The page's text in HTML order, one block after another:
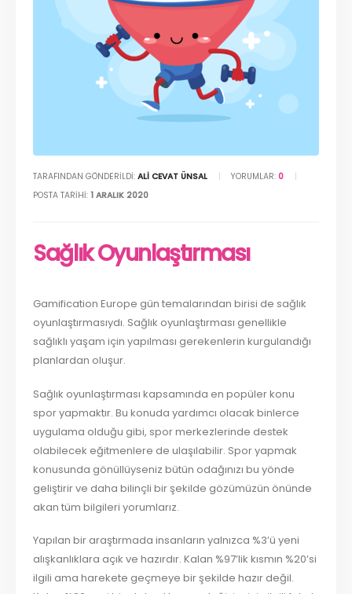
TARAFINDAN GÖNDERILDI:ALI CEVAT ÜNSAL YORUMLAR: 0
POSTA TARIHI: 1 ARALIK 2020
Sağlık Oyunlaştırması
Gamification Europe gün temalarından birisi de sağlık
oyunlaştırmasıydı. Sağlık oyunlaştırması genellikle
sağlıklı yaşam için yapılması gerekenlerin kurgulandığı
planlardan oluşur.
Sağlık oyunlaştırması kapsamında en popüler konu
spor yapmaktır. Bu konuda yardımcı olacak binlerce
uygulama olduğu gibi, spor merkezlerinde destek
olabilecek eğitmenlere de ulaşılabilir. Spor yapmak
konusunda gönüllüyseniz bütün odağınızı bu yönde
geliştirir ve daha bilinçli bir şekilde gözümüzün önünde
akan tüm bilgileri yorumlarız.
Yapılan bir araştırmada insanların yalnızca %3’ü yeni
alışkanlıklara açık ve hazırdır. Kalan %97’lik kısmın %20’si
ilgili ama harekete geçmeye bir şekilde hazır değil.